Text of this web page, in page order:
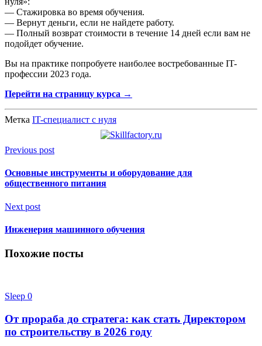
— Стажировка во время обучения.
— Вернут деньги, если не найдете работу.
— Полный возврат стоимости в течение 14 дней если вам не
подойдет обучение.
Вы на практике попробуете наиболее востребованные IT-
профессии 2023 года.
Перейти на страницу курса →
Метка IT-специалист с нуля
Previous post
Основные инструменты и оборудование для
общественного питания
Next post
Инженерия машинного обучения
Похожие посты
Sleep 0
От прораба до стратега: как стать Директором
по строительству в 2026 году